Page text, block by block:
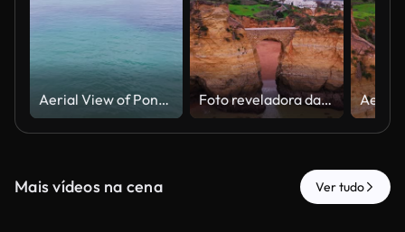
Aerial View of Ponte do Antigo Forte do Pinhao at Praia dos Estudantes in Lagos Algarve Portugal. Foto reveladora da Ponte do Antigo Forte do Pinhao na Praia dos Estudantes em Lagos, Algarve, Portugal.
Mais vídeos na cena Ver tudo